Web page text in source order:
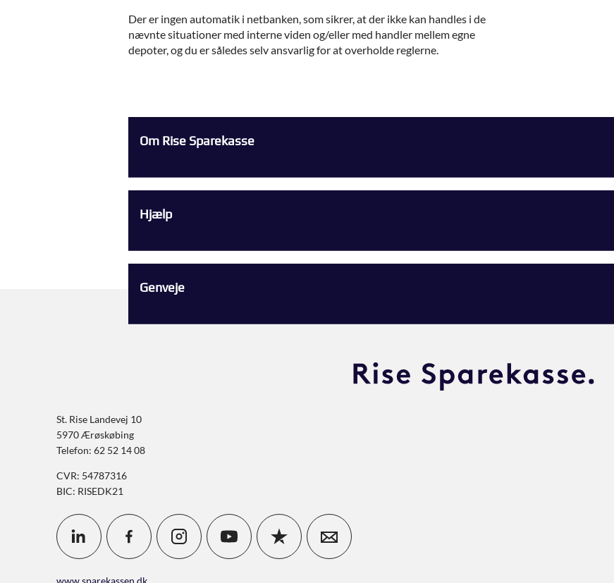
Der er ingen automatik i netbanken, som sikrer, at der ikke kan handles i de
nævnte situationer med interne viden og/eller med handler mellem egne
depoter, og du er således selv ansvarlig for at overholde reglerne.
Om Rise Sparekasse
Hjælp
Genveje
St. Rise Landevej 10
5970 Ærøskøbing
Telefon: 62 52 14 08
CVR: 54787316
BIC: RISEDK21